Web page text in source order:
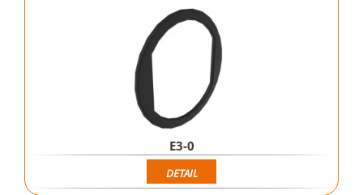
E3-0
DETAIL